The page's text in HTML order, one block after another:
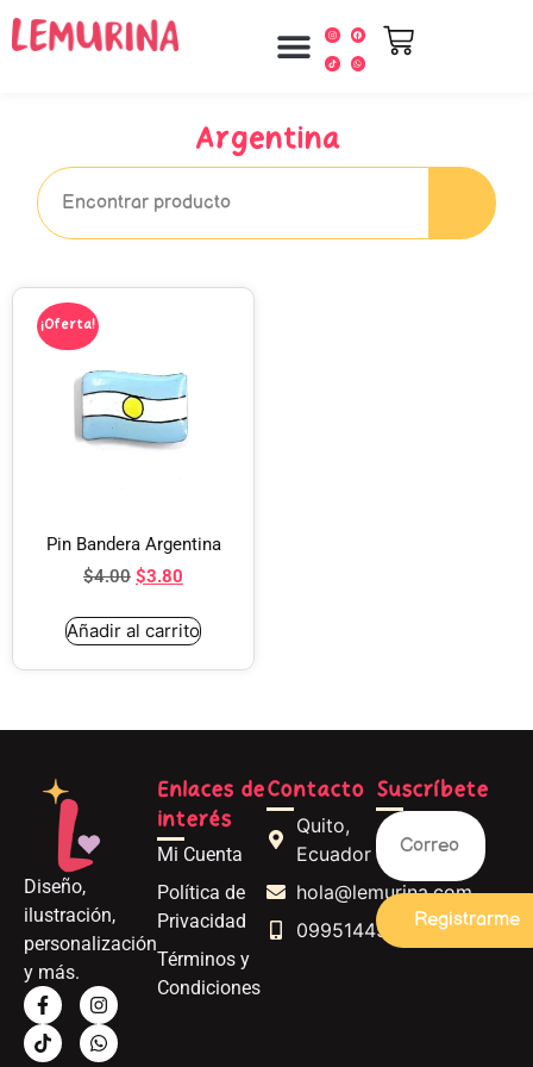
Argentina
¡Oferta!
Pin Bandera Argentina
$4.00 $3.80
Añadir al carrito
Diseño,
ilustración,
personalización
y más.
Enlaces de
interés
Mi Cuenta
Política de
Privacidad
Términos y
Condiciones
Contacto
Quito,
Ecuador
hola@lemurina.com
0995144562
Suscríbete
Registrarme